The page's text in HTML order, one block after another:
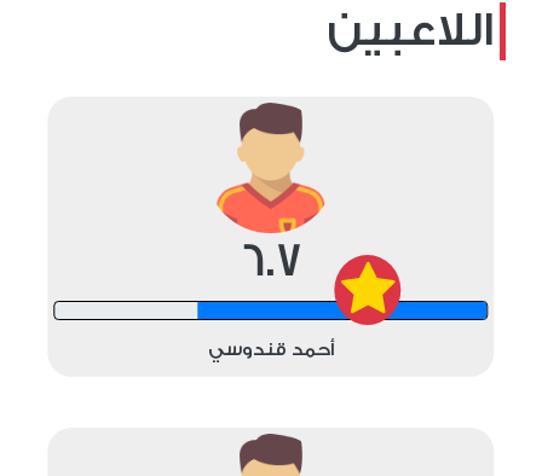
اللاعبين
6.7
12 shots
أحمد قندوسي